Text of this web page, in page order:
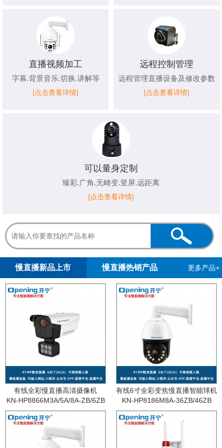
直播视频加工
字幕.背景音乐.切换.讲解等
[点击查看详情]
远程控制管理
远程管理直播设备及修改参数
[点击查看详情]
可以量身定制
臻彩.广角.无畸变.竖屏.远距离
[点击查看详情]
慢直播新品上市 慢直播热销产品 更多产品+
有线全彩慢直播高清摄像机
KN-HP8866M3A/5A/8A-ZB/6ZB
有线6寸全彩变焦慢直播智能球机
KN-HP8186M8A-36ZB/46ZB